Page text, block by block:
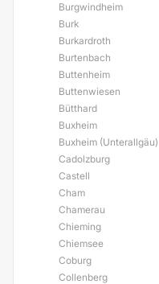
Burgwindheim
Burk
Burkardroth
Burtenbach
Buttenheim
Buttenwiesen
Bütthard
Buxheim
Buxheim (Unterallgäu)
Cadolzburg
Castell
Cham
Chamerau
Chieming
Chiemsee
Coburg
Collenberg